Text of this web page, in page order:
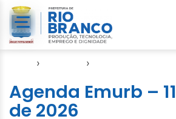
› ›
Agenda Emurb –
de 2026